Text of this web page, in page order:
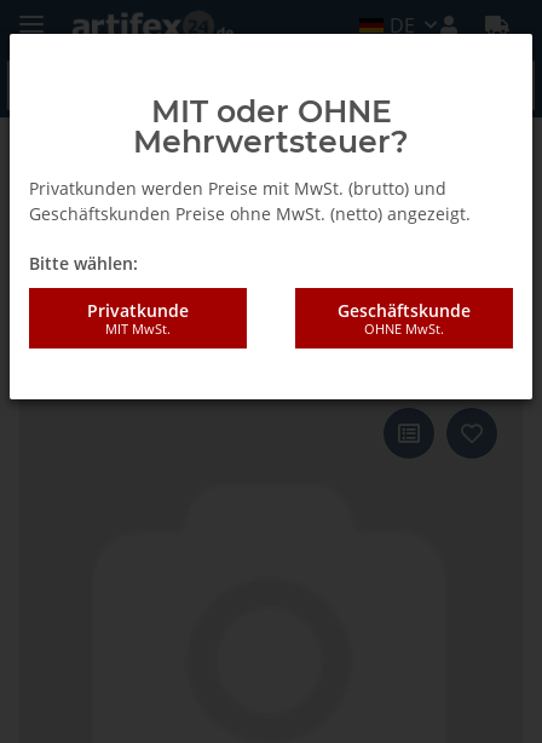
DE
Zurück zur Liste E-Cut Precision BIM Sägeblätter
Fein 50x50mm E-CUT Precision
Japan-Sägeblatt Bi-Metall
Starlock 5 Stück
MIT oder OHNE
Mehrwertsteuer?
Privatkunden werden Preise mit MwSt. (brutto) und
Geschäftskunden Preise ohne MwSt. (netto) angezeigt.
Bitte wählen:
Privatkunde
MIT MwSt.
Geschäftskunde
OHNE MwSt.